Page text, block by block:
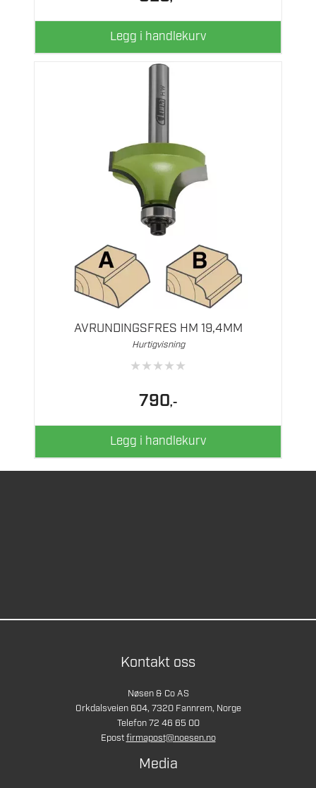
Legg i handlekurv
AVRUNDINGSFRES HM 19,4MM
Hurtigvisning
★★★★★
790,-
Legg i handlekurv
Kontakt oss
Nøsen & Co AS
Orkdalsveien 604, 7320 Fannrem, Norge
Telefon 72 46 65 00
Epostfirmapost@noesen.no
Media